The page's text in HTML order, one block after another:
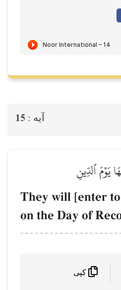
آيه : 15
يَوۡمَ ٱلدِّينِ
They will [enter
on the Day of